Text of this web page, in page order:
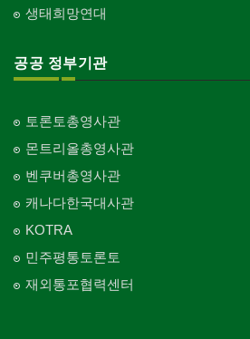
생태희망연대
공공 정부기관
토론토총영사관
몬트리올총영사관
벤쿠버총영사관
캐나다한국대사관
KOTRA
민주평통토론토
재외통포협력센터